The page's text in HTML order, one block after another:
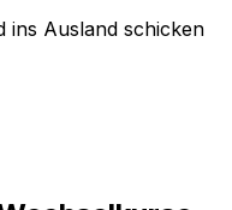
ins Ausland schicken